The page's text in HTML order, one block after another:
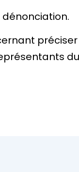
préciser